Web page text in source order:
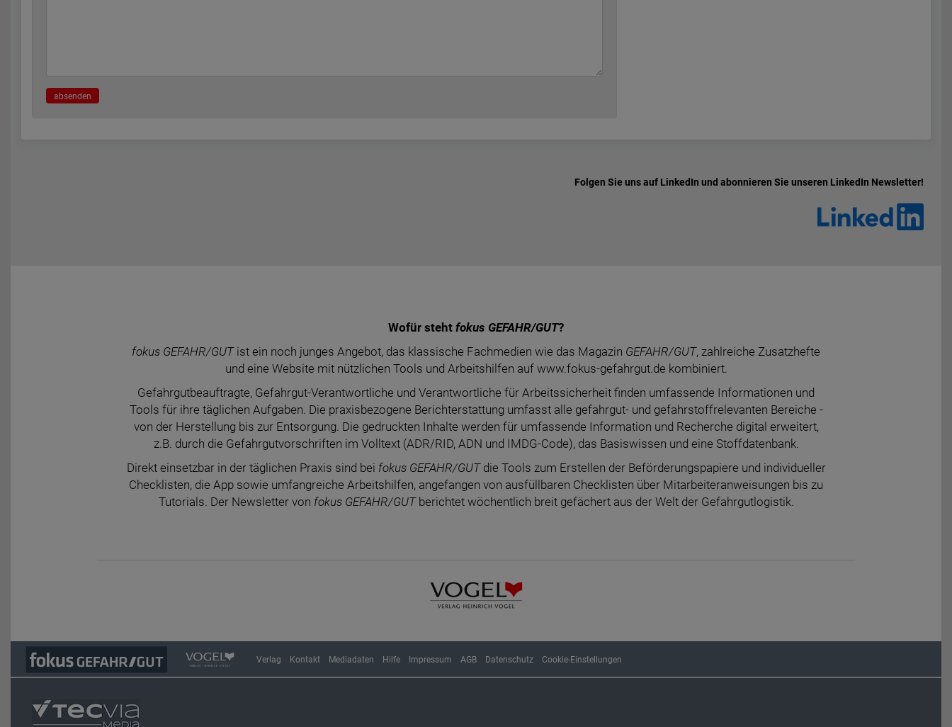
absenden
Folgen Sie uns auf LinkedIn und abonnieren Sie unseren LinkedIn Newsletter!
Wofür steht fokus GEFAHR/GUT?
fokus GEFAHR/GUTist ein noch junges Angebot, das klassische Fachmedien wie das Magazin GEFAHR/GUT, zahlreiche Zusatzhefte
und eine Website mit nützlichen Tools und Arbeitshilfen auf www.fokus-gefahrgut.de kombiniert.
Gefahrgutbeauftragte, Gefahrgut-Verantwortliche und Verantwortliche für Arbeitssicherheit finden umfassende Informationen und
Tools für ihre täglichen Aufgaben. Die praxisbezogene Berichterstattung umfasst alle gefahrgut- und gefahrstoffrelevanten Bereiche -
von der Herstellung bis zur Entsorgung. Die gedruckten Inhalte werden für umfassende Information und Recherche digital erweitert,
z.B. durch die Gefahrgutvorschriften im Volltext (ADR/RID, ADN und IMDG-Code), das Basiswissen und eine Stoffdatenbank.
Direkt einsetzbar in der täglichen Praxis sind bei fokus GEFAHR/GUTdie Tools zum Erstellen der Beförderungspapiere und individueller
Checklisten, die App sowie umfangreiche Arbeitshilfen, angefangen von ausfüllbaren Checklisten über Mitarbeiteranweisungen bis zu
Tutorials. Der Newsletter von fokus GEFAHR/GUTberichtet wöchentlich breit gefächert aus der Welt der Gefahrgutlogistik.
Verlag Kontakt Mediadaten Hilfe Impressum AGB Datenschutz Cookie-Einstellungen